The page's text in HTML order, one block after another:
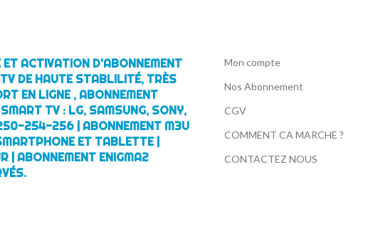
ET ACTIVATION D'ABONNEMENT
DE HAUTE STABLILITÉ, TRÈS
EN LIGNE , ABONNEMENT
TV : LG, SAMSUNG, SONY,
254-256 | ABONNEMENT M3U
ET TABLETTE |
| ABONNEMENT ENIGMA2
Mon compte
Nos Abonnement
CGV
COMMENT CA MARCHE ?
CONTACTEZ NOUS